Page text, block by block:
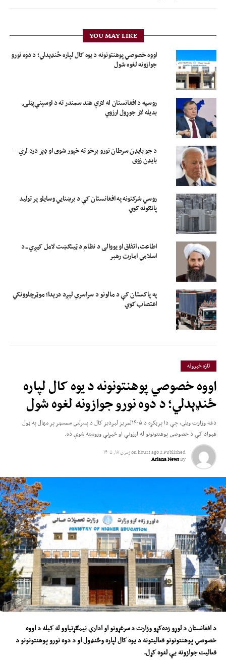
YOU MAY LIKE
اووه خصوصي پوهنتونونه د یوه کال لپاره ځنډېدلي؛ د دوه نورو
جوازونه لغوه شول
روسیه د افغانستان له لارې هند سمندر ته د اوسپنې‌پټلۍ
بدیله لار جوړول ارزوي
د جو بایډن سرطان نورو برخو ته خپور شوی او ډېر درد لري –
بایډن زوی
روسي شرکتونه په افغانستان کې د برښنايي وسایلو پر تولید
پانګونه کوي
اطاعت، اتفاق او یووالی د نظام د ټینګښت لامل کیږي ــ د
اسلامي امارت رهبر
په پاکستان کې د مالونو د سراسري لېږد درېدا؛ موټرچلوونکي
اعتصاب کوي
تازه خبرونه
اووه خصوصي پوهنتونونه د یوه کال لپاره
ځنډېدلي؛ د دوه نورو جوازونه لغوه شول
دغه وزارت ویلي، چې دا پرېکړه د ۱۴۰۵لمریز لېږدیز کال د پسرلني سمسټر پر مهال په ټول
هېواد کې د خصوصي پوهنتونونو له ارزونې او څېړنې وروسته شوې ده.
Published
2 hours ago
onزمری ۱۸, ۱۴۰۵
By
Ariana News
د افغانستان د لوړو زده‌کړو وزارت د سرغړونو او اداري نیمګړتیاوو لهکبله د اووه
خصوصي پوهنتونونو فعالیتونه د یوه کال لپارهوځنډول او د دوهنورو پوهنتونونو د
فعالیت جوازونه یې لغوه کړل.